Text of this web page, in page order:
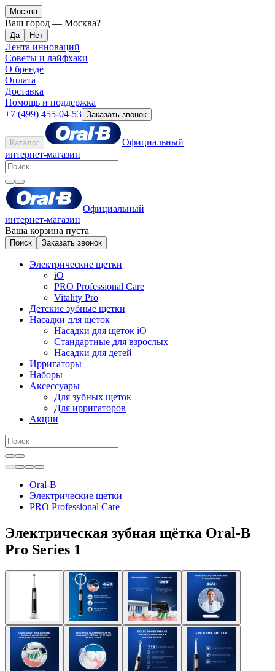
Москва
Ваш город — Москва?
Лента инноваций
Советы и лайфхаки
О бренде
Оплата
Доставка
Помощь и поддержка
+7 (499) 455-04-53 Заказать звонок
Каталог
Официальный
интернет-магазин
Официальный
интернет-магазин
Ваша корзина пуста
Поиск Заказать звонок
Электрические щетки
iO
PRO Professional Care
Vitality Pro
Детские зубные щетки
Насадки для щеток
Насадки для щеток iO
Стандартные для взрослых
Насадки для детей
Ирригаторы
Наборы
Аксессуары
Для зубных щеток
Для ирригаторов
Акции
Oral-B
Электрические щетки
PRO Professional Care
Электрическая зубная щётка Oral-B
Pro Series 1